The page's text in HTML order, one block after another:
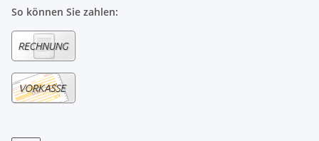
So können Sie zahlen: